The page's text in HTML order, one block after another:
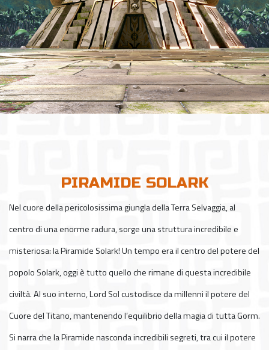
PIRAMIDE SOLARK
Nel cuore della pericolosissima giungla della Terra Selvaggia, al
centro di una enorme radura, sorge una struttura incredibile e
misteriosa: la Piramide Solark! Un tempo era il centro del potere del
popolo Solark, oggi è tutto quello che rimane di questa incredibile
civiltà. Al suo interno, Lord Sol custodisce da millenni il potere del
Cuore del Titano, mantenendo l’equilibrio della magia di tutta Gorm.
Si narra che la Piramide nasconda incredibili segreti, tra cui il potere